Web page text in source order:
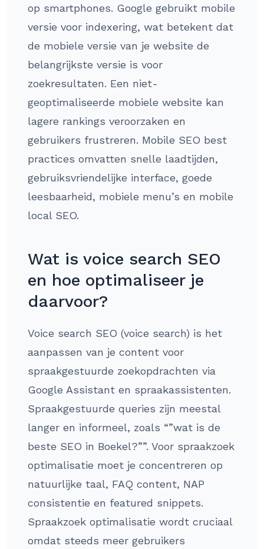
op smartphones. Google gebruikt mobile
versie voor indexering, wat betekent dat
de mobiele versie van je website de
belangrijkste versie is voor
zoekresultaten. Een niet-
geoptimaliseerde mobiele website kan
lagere rankings veroorzaken en
gebruikers frustreren. Mobile SEO best
practices omvatten snelle laadtijden,
gebruiksvriendelijke interface, goede
leesbaarheid, mobiele menu’s en mobile
local SEO.
Wat is voice search SEO
en hoe optimaliseer je
daarvoor?
Voice search SEO (voice search) is het
aanpassen van je content voor
spraakgestuurde zoekopdrachten via
Google Assistant en spraakassistenten.
Spraakgestuurde queries zijn meestal
langer en informeel, zoals “”wat is de
beste SEO in Boekel?””. Voor spraakzoek
optimalisatie moet je concentreren op
natuurlijke taal, FAQ content, NAP
consistentie en featured snippets.
Spraakzoek optimalisatie wordt cruciaal
omdat steeds meer gebruikers